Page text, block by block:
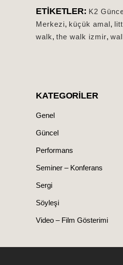
ETIKETLER: K2
Merkezi, küçük amal,
walk, the walk izmir,
KATEGORILER
Genel
Güncel
Performans
Seminer – Konferans
Sergi
Söyleşi
Video – Film Gösterimi